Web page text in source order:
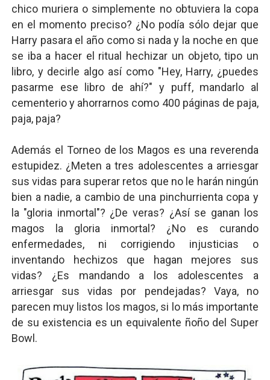
chico muriera o simplemente no obtuviera la copa
en el momento preciso? ¿No podía sólo dejar que
Harry pasara el año como si nada y la noche en que
se iba a hacer el ritual hechizar un objeto, tipo un
libro, y decirle algo así como "Hey, Harry, ¿puedes
pasarme ese libro de ahí?" y puff, mandarlo al
cementerio y ahorrarnos como 400 páginas de paja,
paja, paja?
Además el Torneo de los Magos es una reverenda
estupidez. ¿Meten a tres adolescentes a arriesgar
sus vidas para superar retos que no le harán ningún
bien a nadie, a cambio de una pinchurrienta copa y
la "gloria inmortal"? ¿De veras? ¿Así se ganan los
magos la gloria inmortal? ¿No es curando
enfermedades, ni corrigiendo injusticias o
inventando hechizos que hagan mejores sus
vidas? ¿Es mandando a los adolescentes a
arriesgar sus vidas por pendejadas? Vaya, no
parecen muy listos los magos, si lo más importante
de su existencia es un equivalente ñoño del Super
Bowl.